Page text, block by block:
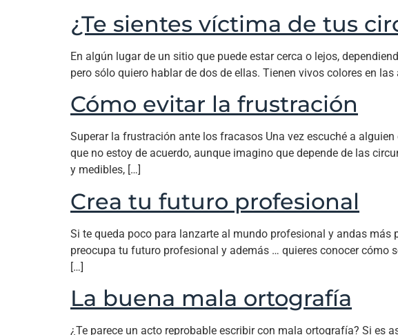
¿Te sientes víctima de tus
En algún lugar de un sitio que puede estar cerca o lejos,
pero sólo quiero hablar de dos de ellas. Tienen vivos colores en
Cómo evitar la frustración
Superar la frustración ante los fracasos Una vez escuché a
que no estoy de acuerdo, aunque imagino que depende de las
y medibles, […]
Crea tu futuro profesional
Si te queda poco para lanzarte al mundo profesional y andas
preocupa tu futuro profesional y además … quieres conocer cómo
[…]
La buena mala ortografía
¿Te parece un acto reprobable escribir con mala ortografía? Si es